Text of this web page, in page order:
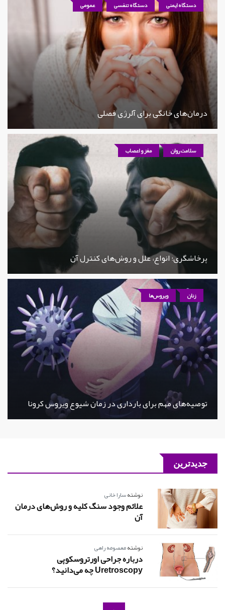
دستگاه ایمنی دستگاه تنفسی عمومی
درمان‌های خانگی برای آلرژی فصلی
سلامت روان مغز و اعصاب
پرخاشگری؛ انواع، علل و روش‌های کنترل آن
زنان ویروس‌ها
توصیه‌های مهم برای بارداری در زمان شیوع ویروس کرونا
جدیدترین
نوشتهسارا خانی
علائم وجود سنگ کلیه و روش‌های درمان
آن
نوشتهمعصومه راهی
درباره جراحی اورتروسکوپی
Uretroscopy چه می‌دانید؟